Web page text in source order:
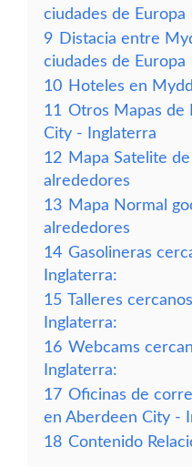
ciudades de Europa
9 Distacia entre
ciudades de Europa
10 Hoteles en
11 Otros Mapas de
City - Inglaterra
12 Mapa Satelite
alrededores
13 Mapa Normal
alrededores
14 Gasolineras
Inglaterra:
15 Talleres
Inglaterra:
16 Webcams
Inglaterra:
17 Oficinas de
en Aberdeen City -
18 Contenido